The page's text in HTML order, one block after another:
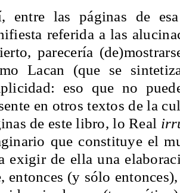
entre las páginas de esa
referida a las
parecería (de
Lacan (que se
eso que no
en otros textos de la
de este libro, lo Real
que constituye el
exigir de ella una
entonces (y sólo